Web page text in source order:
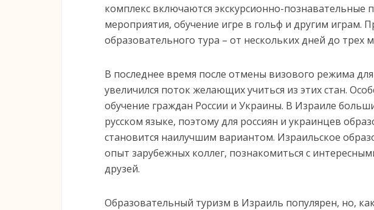
комплекс включаются экскурсионно-познавательные
мероприятия, обучение игре в гольф и другим играм.
образовательного тура – от нескольких дней до трех
В последнее время после отмены визового режима
увеличился поток желающих учиться из этих стан.
обучение граждан России и Украины. В Израиле
русском языке, поэтому для россиян и украинцев
становится наилучшим вариантом. Израильское
опыт зарубежных коллег, познакомиться с
друзей.
Образовательный туризм в Израиль популярен, но,